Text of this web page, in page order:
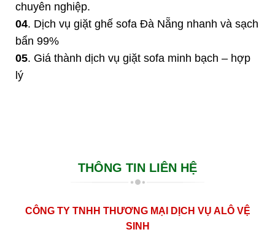
chuyên nghiệp.
04. Dịch vụ giặt ghế sofa Đà Nẵng nhanh và sạch
bẩn 99%
05. Giá thành dịch vụ giặt sofa minh bạch – hợp
lý
THÔNG TIN LIÊN HỆ
CÔNG TY TNHH THƯƠNG MẠI DỊCH VỤ ALÔ VỆ
SINH